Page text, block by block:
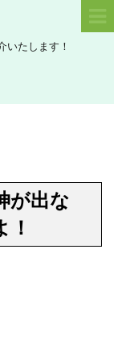
いたします！
が出な
！